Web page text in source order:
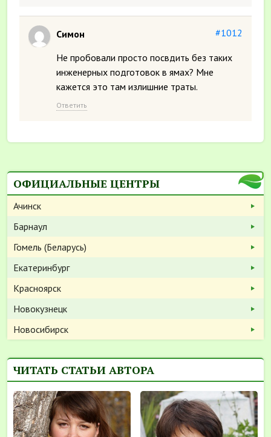
#1012
Симон
Не пробовали просто посвдить без таких
инженерных подготовок в ямах? Мне
кажется это там излишние траты.
Ответить
ОФИЦИАЛЬНЫЕ ЦЕНТРЫ
Ачинск
Барнаул
Гомель (Беларусь)
Екатеринбург
Красноярск
Новокузнецк
Новосибирск
ЧИТАТЬ СТАТЬИ АВТОРА